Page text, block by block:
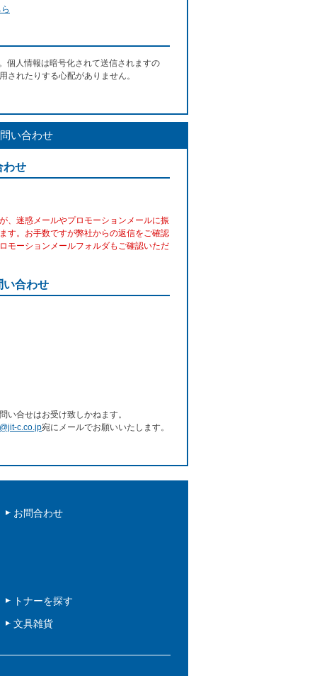
個人情報は暗号化されて送信されますの
されたりする心配がありません。
い合わせ
わせ
、迷惑メールやプロモーションメールに振
す。お手数ですが弊社からの返信をご確認
モーションメールフォルダもご確認いただ
い合わせ
い合せはお受け致しかねます。
c.co.jp宛にメールでお願いいたします。
お問合わせ
トナーを探す
文具雑貨